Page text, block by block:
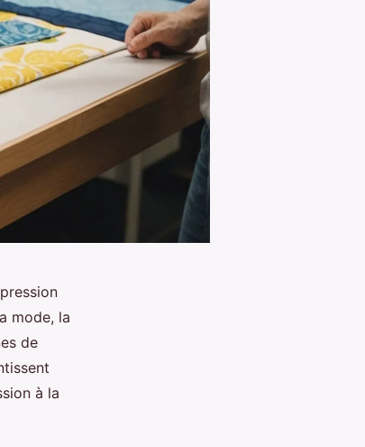
mode, la
de
à la